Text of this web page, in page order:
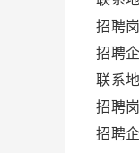
招聘岗
招聘企
联系
招聘岗
招聘企